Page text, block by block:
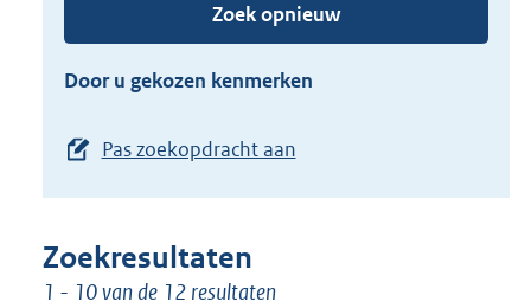
(dossier)nummer
in
of
de
beneden
toets
om
te
krijgen
Zoek opnieuw
Door u gekozen kenmerken
Pas zoekopdracht aan
Zoekresultaten
1 - 10 van de 12 resultaten